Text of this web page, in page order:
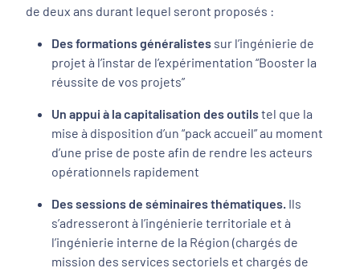
de deux ans durant lequel seront proposés :
Des formations généralistes sur l’ingénierie de
projet à l’instar de l’expérimentation “Booster la
réussite de vos projets”
Un appui à la capitalisation des outilstel que la
mise à disposition d’un “pack accueil” au moment
d’une prise de poste afin de rendre les acteurs
opérationnels rapidement
Des sessions de séminaires thématiques. Ils
s’adresseront à l’ingénierie territoriale et à
l’ingénierie interne de la Région (chargés de
mission des services sectoriels et chargés de